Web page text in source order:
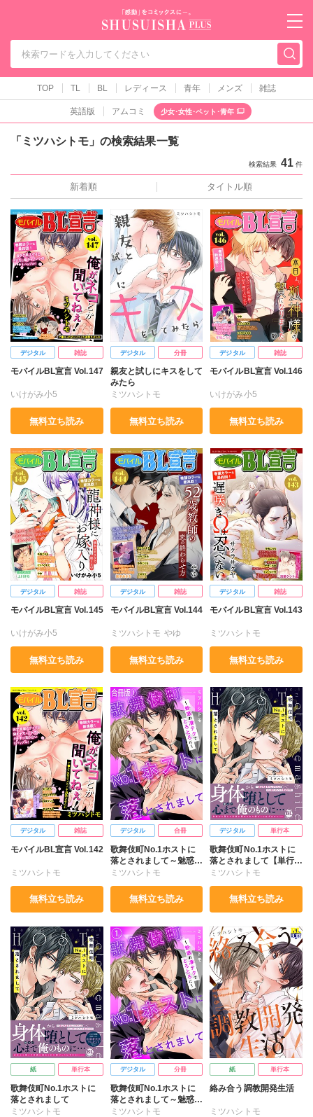
秋水社PLUS（テ
TOP TL BL レディース 青年 メンズ 雑誌
英語版 アムコミ 少女･女性･ペット･青年
「ミツハシトモ」の検索結果一覧
検索結果 41 件
新着順 タイトル順
デジタル 雑誌
モバイルBL宣言 Vol.147
いけがみ小5
ミツハシトモ やゆ 砂
冬坂ころも
無料立ち読み
デジタル 分冊
親友と試しにキスをして
みたら
ミツハシトモ
無料立ち読み
デジタル 雑誌
モバイルBL宣言 Vol.146
いけがみ小5
ミツハシトモ やゆ 砂
冬坂ころも
無料立ち読み
デジタル 雑誌
モバイルBL宣言 Vol.145
いけがみ小5
ミツハシトモ やゆ
上川きち 冬坂ころも
無料立ち読み
デジタル 雑誌
モバイルBL宣言 Vol.144
ミツハシトモ やゆ
七升こあめ 上川きち
冬坂ころも 園家あきる
無料立ち読み
デジタル 雑誌
モバイルBL宣言 Vol.143
ミツハシトモ
七升こあめ 上川きち
浅葉ケント 冬坂ころも
無料立ち読み
デジタル 雑誌
モバイルBL宣言 Vol.142
ミツハシトモ
七升こあめ 上川きち
浅葉ケント 冬坂ころも
無料立ち読み
デジタル 合冊
歌舞伎町No.1ホストに
落とされまして～魅惑の
凄テクでとろとろに～
ミツハシトモ
無料立ち読み
デジタル 単行本
歌舞伎町No.1ホストに
落とされまして【単行本
版】【電子限定特典付
ミツハシトモ
無料立ち読み
紙 単行本
歌舞伎町No.1ホストに
落とされまして
ミツハシトモ
デジタル 分冊
歌舞伎町No.1ホストに
落とされまして～魅惑の
凄テクでとろとろに～
ミツハシトモ
紙 単行本
絡み合う調教開発生活
ミツハシトモ